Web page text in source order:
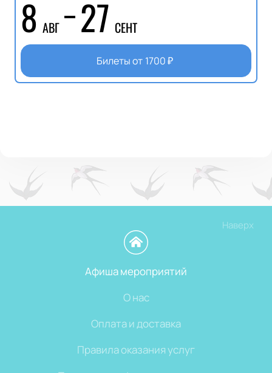
8 АВГ 27 СЕНТ
Билеты от 1700₽
Наверх
Афиша мероприятий
О нас
Оплата и доставка
Правила оказания услуг